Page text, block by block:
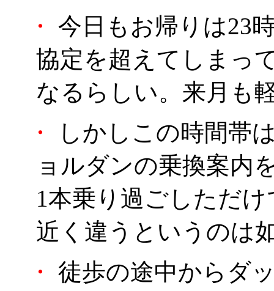
・
今日もお帰りは23
協定を超えてしまっ
なるらしい。来月も
・
しかしこの時間帯
ョルダンの乗換案内
1本乗り過ごしただ
近く違うというのは
・
徒歩の途中からダ